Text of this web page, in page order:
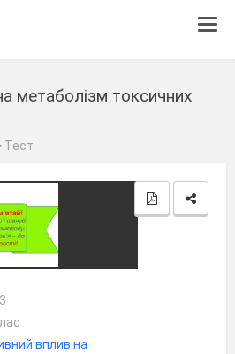
метаболізм токсичних
Тест
вплив на